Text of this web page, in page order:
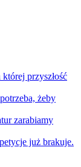
przyszłość
żeby
zarabiamy
już brakuje.